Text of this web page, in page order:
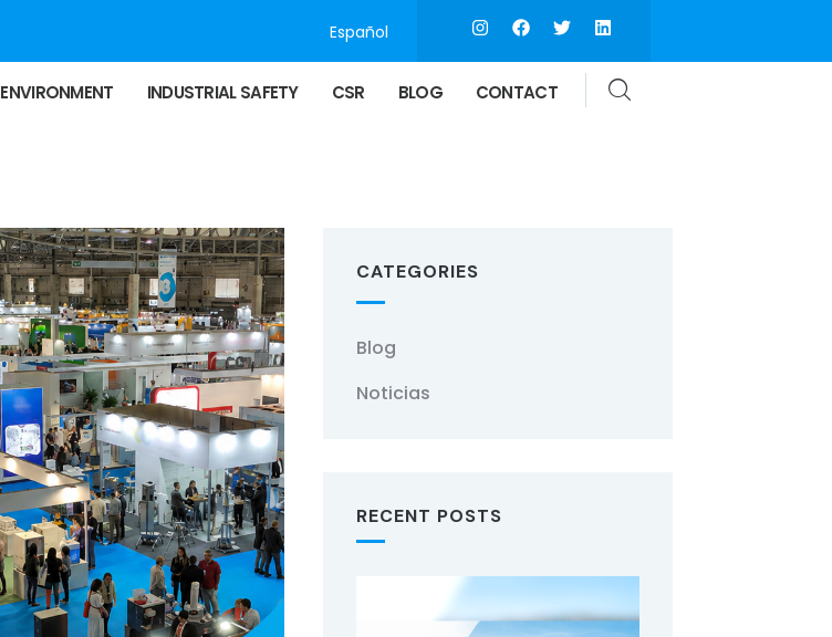
Español
ENVIRONMENT INDUSTRIAL SAFETY CSR BLOG CONTACT
CATEGORIES
Blog
Noticias
RECENT POSTS